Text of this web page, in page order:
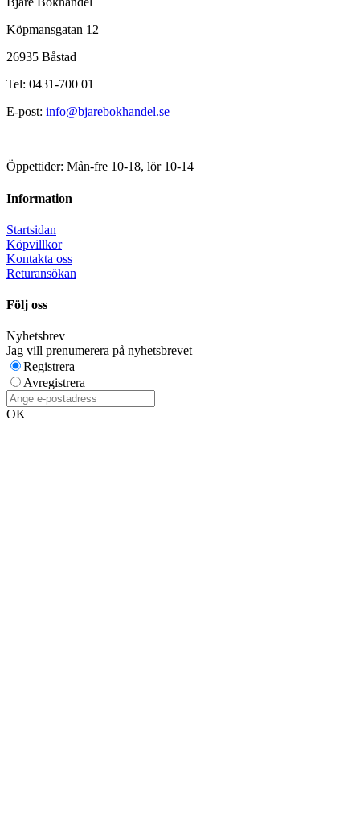
Köpmansgatan 12
26935 Båstad
Tel: 0431-700 01
E-post: info@bjarebokhandel.se
Öppettider: Mån-fre 10-18, lör 10-14
Information
Startsidan
Köpvillkor
Kontakta oss
Returansökan
Följ oss
Nyhetsbrev
Jag vill prenumerera på nyhetsbrevet
Registrera
Avregistrera
OK